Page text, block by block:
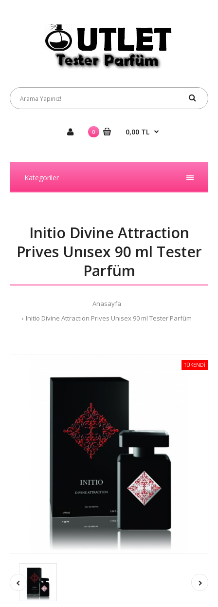
0 0,00 TL
Kategoriler
Initio Divine Attraction
Prives Unısex 90 ml Tester
Parfüm
Anasayfa
Initio Divine Attraction Prives Unısex 90 ml Tester Parfüm
TÜKENDİ